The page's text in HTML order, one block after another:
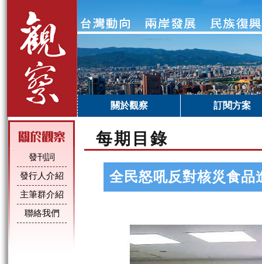
關於觀察 訂閱方案
發刊詞
發行人介紹
主筆群介紹
聯絡我們
每期目錄
全民怒吼反對核災食品